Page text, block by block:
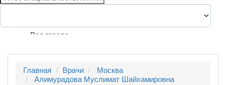
Все города
Главная Врачи
Москва
Алимурадова Муслимат Шайхамировна